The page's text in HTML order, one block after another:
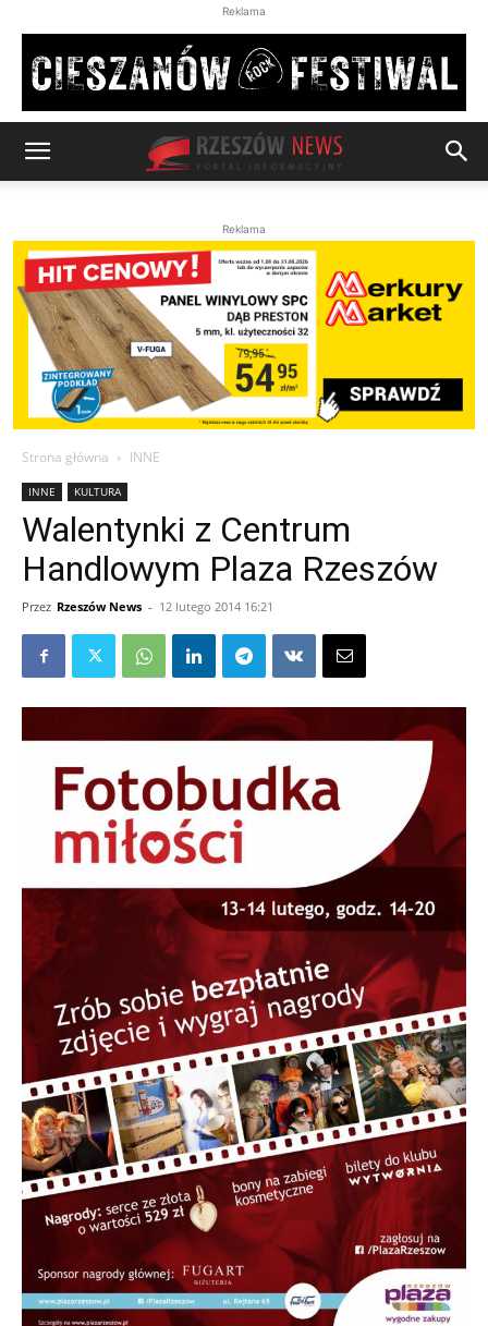
Reklama
Reklama
Strona główna INNE
INNE KULTURA
Walentynki z Centrum
Handlowym Plaza Rzeszów
Przez Rzeszów News - 12 lutego 2014 16:21